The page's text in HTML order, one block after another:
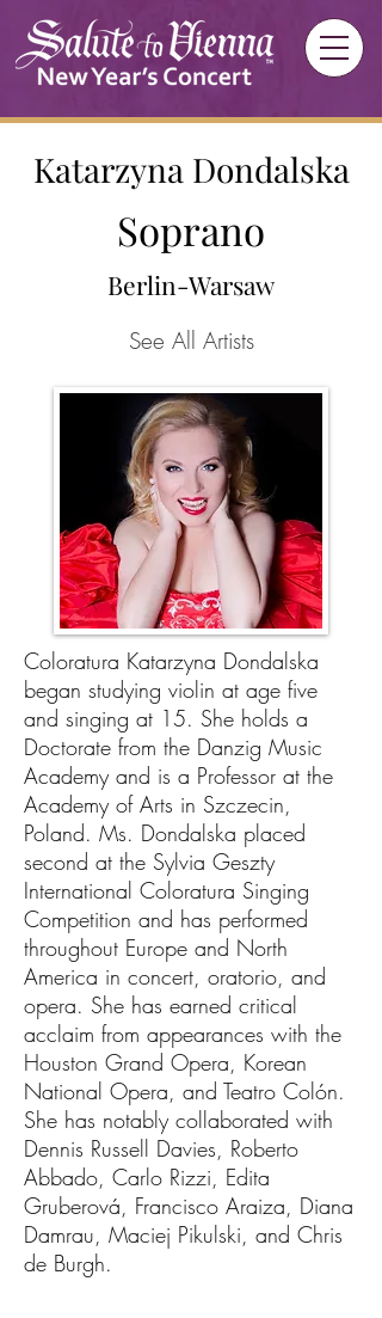
Katarzyna Dondalska
Soprano
Berlin-Warsaw
See All Artists
Coloratura Katarzyna Dondalska
began studying violin at age five
and singing at 15. She holds a
Doctorate from the Danzig Music
Academy and is a Professor at the
Academy of Arts in Szczecin,
Poland. Ms. Dondalska placed
second at the Sylvia Geszty
International Coloratura Singing
Competition and has performed
throughout Europe and North
America in concert, oratorio, and
opera. She has earned critical
acclaim from appearances with the
Houston Grand Opera, Korean
National Opera, and Teatro Colón.
She has notably collaborated with
Dennis Russell Davies, Roberto
Abbado, Carlo Rizzi, Edita
Gruberová, Francisco Araiza, Diana
Damrau, Maciej Pikulski, and Chris
de Burgh.